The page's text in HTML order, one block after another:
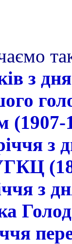
з
(1907-
з
з